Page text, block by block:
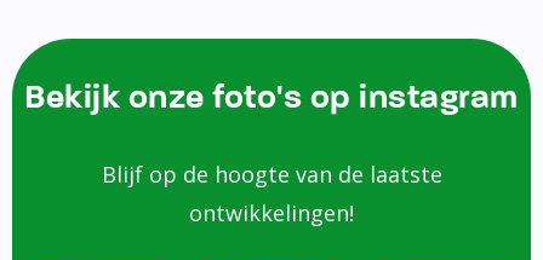
Bekijk onze foto's op instagram
Blijf op de hoogte van de laatste
ontwikkelingen!